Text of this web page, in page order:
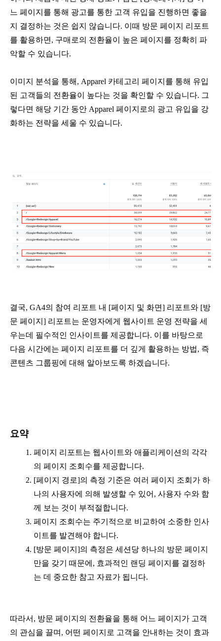
느 페이지를 통해 광고를 통한 고객 유입을 진행하면 좋을
지 결정하는 것은 쉽지 않습니다. 이때 방문 페이지 리포트
를 활용하면, 구매로의 전환율이 높은 페이지를 정확히 파
악할 수 있습니다.
이미지 분석을 통해, Apparel 카테고리 페이지를 통해 유입
된 고객들의 전환율이 높다는 것을 확인할 수 있습니다. 그
렇다면 해당 기간 동안 Apparel 페이지로의 광고 유입을 강
화하는 전략을 세울 수 있습니다.
결국, GA4의 참여 리포트 내 [페이지 및 화면] 리포트와 [방
문 페이지] 리포트는 운영자에게 웹사이트 운영 전략을 세
우는데 필수적인 인사이트를 제공합니다. 이를 바탕으로
다음 시간에는 페이지 리포트를 더 깊게 활용하는 방법, 즉
콘텐츠 그룹핑에 대해 알아보도록 하겠습니다.
요약
페이지 리포트는 웹사이트와 애플리케이션의 각각
의 페이지 조회수를 제공합니다.
[페이지 경로]의 측정 기준은 여러 페이지 조회가 하
나의 사용자에 의해 발생할 수 있어, 사용자 수와 함
께 보는 것이 부적절합니다.
페이지 조회수는 주기적으로 비교하여 소중한 인사
이트를 발견해야 합니다.
[방문 페이지]의 측정은 세션당 하나의 방문 페이지
만을 갖기 때문에, 효과적인 랜딩 페이지를 결정하
는 데 중요한 참고 자료가 됩니다.
따라서, 방문 페이지의 전환율을 통해 어느 페이지가 고객
의 관심을 끌며, 어떤 페이지로 고객을 안내하는 것이 효과